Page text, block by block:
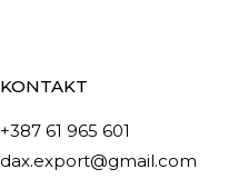
KONTAKT
+387 61 965 601
dax.export@gmail.com